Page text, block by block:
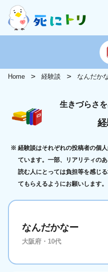
Home 経験談 なんだか
生きづらさ
経験談はそれぞれの投稿者の個
ています。一部、リアリティの
読む人にとっては負担等を感じ
てもらえるようにお願いします。
なんだかなー
大阪府・10代